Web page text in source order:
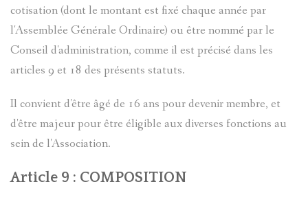
ALIAS
cotisation (dont le montant est fixé chaque année par
l'Assemblée Générale Ordinaire) ou être nommé par le
Conseil d'administration, comme il est précisé dans les
articles 9 et 18 des présents statuts.
Il convient d'être âgé de 16 ans pour devenir membre, et
d'être majeur pour être éligible aux diverses fonctions au
sein de l'Association.
Article 9 : COMPOSITION